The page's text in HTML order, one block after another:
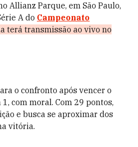
Allianz Parque, em São Paulo,
A do Campeonato
terá transmissão ao vivo no
o confronto após vencer o
1, com moral. Com 29 pontos,
e busca se aproximar dos
vitória.